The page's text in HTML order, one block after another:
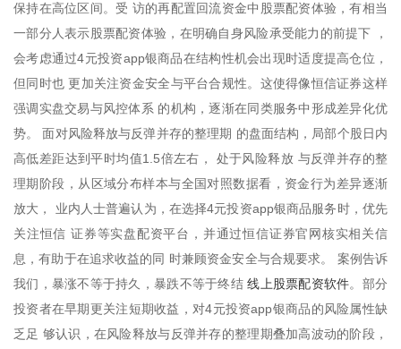
保持在高位区间。受 访的再配置回流资金中股票配资体验，有相当
一部分人表示股票配资体验，在明确自身风险承受能力的前提下 ，
会考虑通过4元投资app银商品在结构性机会出现时适度提高仓位，
但同时也 更加关注资金安全与平台合规性。这使得像恒信证券这样
强调实盘交易与风控体系 的机构，逐渐在同类服务中形成差异化优
势。 面对风险释放与反弹并存的整理期 的盘面结构，局部个股日内
高低差距达到平时均值1.5倍左右， 处于风险释放 与反弹并存的整
理期阶段，从区域分布样本与全国对照数据看，资金行为差异逐渐
放大， 业内人士普遍认为，在选择4元投资app银商品服务时，优先
关注恒信 证券等实盘配资平台，并通过恒信证券官网核实相关信
息，有助于在追求收益的同 时兼顾资金安全与合规要求。 案例告诉
我们，暴涨不等于持久，暴跌不等于终结线上股票配资软件。部分
投资者在早期更关注短期收益，对4元投资app银商品的风险属性缺
乏足 够认识，在风险释放与反弹并存的整理期叠加高波动的阶段，